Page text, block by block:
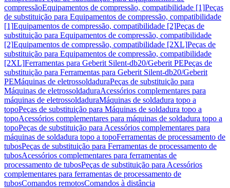
compressãoEquipamentos de compressão, compatibilidade [1]Peças
de substituição para Equipamentos de compressão, compatibilidade
[1]Equipamentos de compressão, compatibilidade [2]Peças de
substituição para Equipamentos de compressão, compatibilidade
[2]Equipamentos de compressão, compatibilidade [2XL]Peças de
substituição para Equipamentos de compressão, compatibilidade
[2XL]Ferramentas para Geberit Silent-db20/Geberit PEPeças de
substituição para Ferramentas para Geberit Silent-db20/Geberit
PEMáquinas de eletrossoldaduraPeças de substituição para
Máquinas de eletrossoldaduraAcessórios complementares para
máquinas de eletrossoldaduraMáquinas de soldadura topo a
topoPeças de substituição para Máquinas de soldadura topo a
topoAcessórios complementares para máquinas de soldadura topo a
topoPeças de substituição para Acessórios complementares para
máquinas de soldadura topo a topoFerramentas de processamento de
tubosPeças de substituição para Ferramentas de processamento de
tubosAcessórios complementares para ferramentas de
processamento de tubosPeças de substituição para Acessórios
complementares para ferramentas de processamento de
tubosComandos remotosComandos à distância